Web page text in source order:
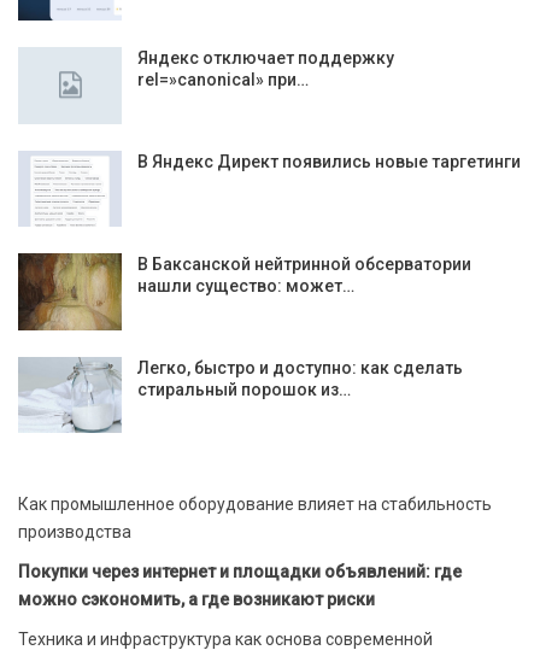
Яндекс отключает поддержку
rel=»canonical» при…
В Яндекс Директ появились новые таргетинги
В Баксанской нейтринной обсерватории
нашли существо: может…
Легко, быстро и доступно: как сделать
стиральный порошок из…
Как промышленное оборудование влияет на стабильность
производства
Покупки через интернет и площадки объявлений: где
можно сэкономить, а где возникают риски
Техника и инфраструктура как основа современной